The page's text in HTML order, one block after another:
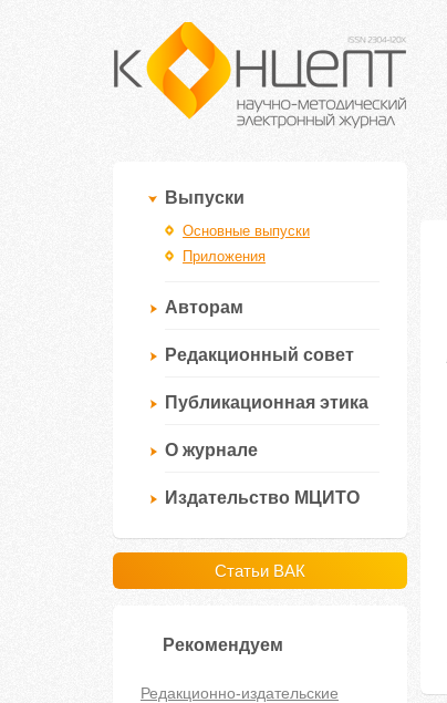
Выпуски
Основные выпуски
Приложения
Авторам
Редакционный совет
Публикационная этика
О журнале
Издательство МЦИТО
Статьи ВАК
Рекомендуем
Редакционно-издательские